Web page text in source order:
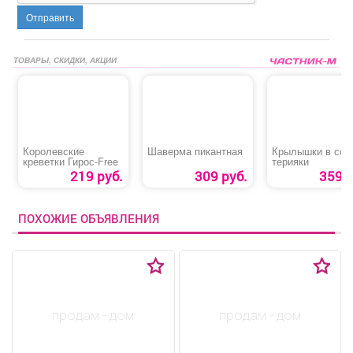
Отправить
ТОВАРЫ, СКИДКИ, АКЦИИ
Королевские
креветки Гирос‑Free
219 руб.
Шаверма пикантная
309 руб.
Крылышки в
терияки
359
ПОХОЖИЕ ОБЪЯВЛЕНИЯ
продам - дом продам - дом